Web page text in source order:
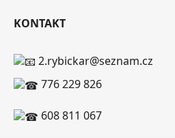
KONTAKT
2.rybickar@seznam.cz
776 229 826
608 811 067